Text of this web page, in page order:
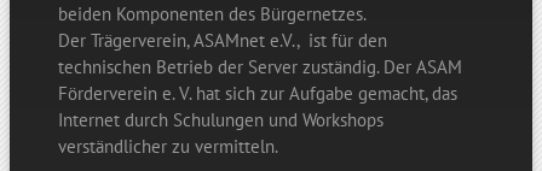
beiden Komponenten des Bürgernetzes.
Der Trägerverein, ASAMnet e.V., ist für den
technischen Betrieb der Server zuständig. Der ASAM
Förderverein e. V. hat sich zur Aufgabe gemacht, das
Internet durch Schulungen und Workshops
verständlicher zu vermitteln.